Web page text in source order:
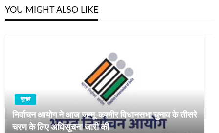
YOU MIGHT ALSO LIKE
चुनाव
निर्वाचन आयोग ने आज जम्मू-कश्मीर विधानसभा चुनाव के तीसरे
चरण के लिए अधिसूचना जारी की